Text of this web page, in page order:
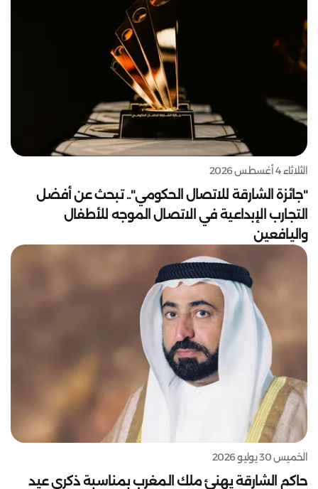
الثلاثاء 4 أغسطس 2026
"جائزة الشارقة للاتصال الحكومي".. تبحث عن أفضل
التجارب الإبداعية في الاتصال الموجه للأطفال
واليافعين
الخميس 30 يوليو 2026
حاكم الشارقة يهنئ ملك المغرب بمناسبة ذكرى عيد